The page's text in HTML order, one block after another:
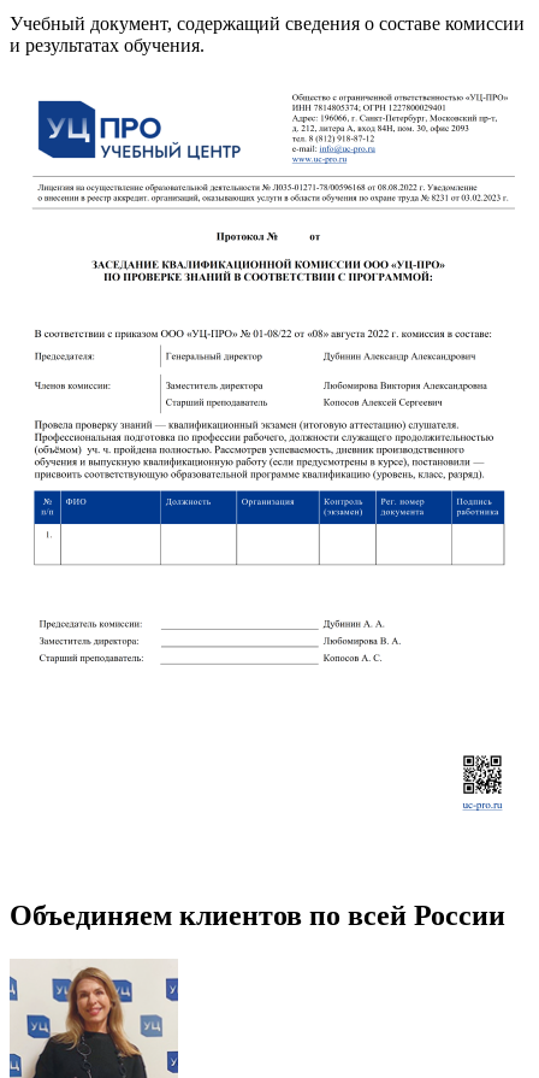
Учебный документ, содержащий сведения о составе комиссии
и результатах обучения.
Объединяем клиентов по всей России